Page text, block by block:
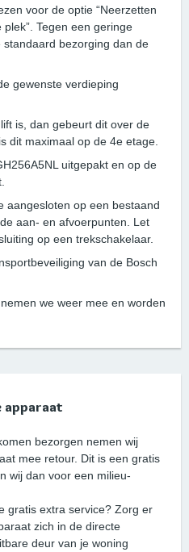
voor de optie “Neerzetten
Tegen een geringe
bezorging dan de
gewenste verdieping
is, dan gebeurt dit over de
dit maximaal op de 4e etage.
uitgepakt en op de
aangesloten op een bestaand
aan- en afvoerpunten. Let
op een trekschakelaar.
van de Bosch
we weer mee en worden
apparaat
bezorgen nemen wij
mee retour. Dit is een gratis
wij dan voor een milieu-
gratis extra service? Zorg er
zich in de directe
deur van je woning